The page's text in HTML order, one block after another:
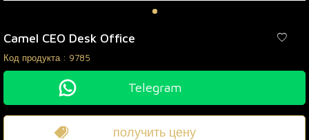
Camel CEO Desk Office
Код продукта : 9785
Telegram
получить цену